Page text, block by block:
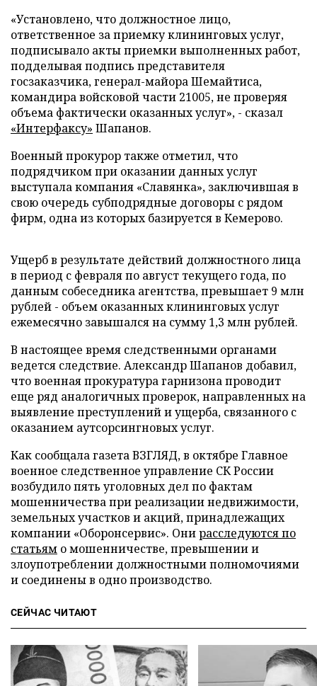
«Установлено, что должностное лицо,
ответственное за приемку клининговых услуг,
подписывало акты приемки выполненных работ,
подделывая подпись представителя
госзаказчика, генерал-майора Шемайтиса,
командира войсковой части 21005, не проверяя
объема фактически оказанных услуг», - сказал
«Интерфаксу» Шапанов.
Военный прокурор также отметил, что
подрядчиком при оказании данных услуг
выступала компания «Славянка», заключившая в
свою очередь субподрядные договоры с рядом
фирм, одна из которых базируется в Кемерово.
Ущерб в результате действий должностного лица
в период с февраля по август текущего года, по
данным собеседника агентства, превышает 9 млн
рублей - объем оказанных клининговых услуг
ежемесячно завышался на сумму 1,3 млн рублей.
В настоящее время следственными органами
ведется следствие. Александр Шапанов добавил,
что военная прокуратура гарнизона проводит
еще ряд аналогичных проверок, направленных на
выявление преступлений и ущерба, связанного с
оказанием аутсорсингновых услуг.
Как сообщала газета ВЗГЛЯД, в октябре Главное
военное следственное управление СК России
возбудило пять уголовных дел по фактам
мошенничества при реализации недвижимости,
земельных участков и акций, принадлежащих
компании «Оборонсервис». Онирасследуются по
статьям о мошенничестве, превышении и
злоупотреблении должностными полномочиями
и соединены в одно производство.
СЕЙЧАС ЧИТАЮТ